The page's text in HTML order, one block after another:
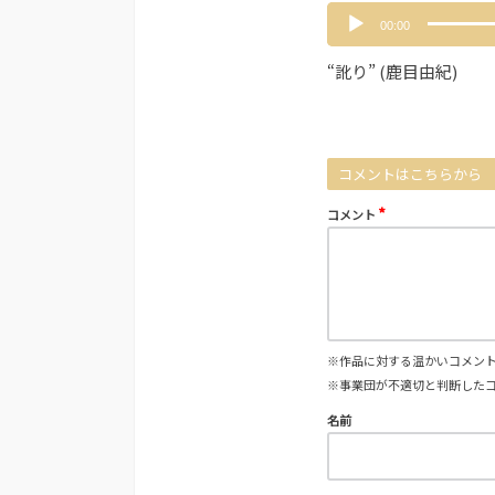
声
プ
レ
ー
00:00
“訛り” (鹿目由紀)
コメントはこちらから
コメント *
※作品に対する温かいコメン
※事業団が不適切と判断した
名前